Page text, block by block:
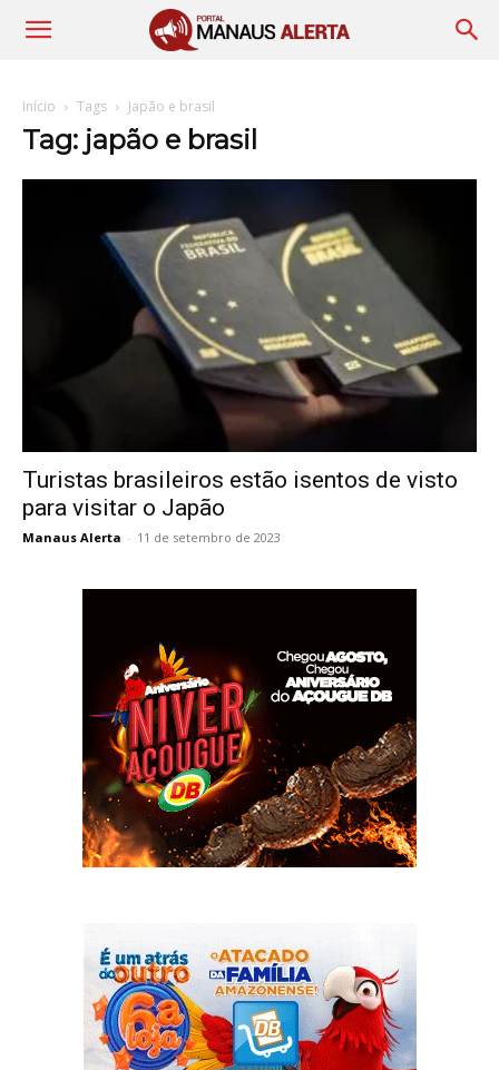
Início Tags Japão e brasil
Tag: japão e brasil
Turistas brasileiros estão isentos de visto
para visitar o Japão
Manaus Alerta - 11 de setembro de 2023